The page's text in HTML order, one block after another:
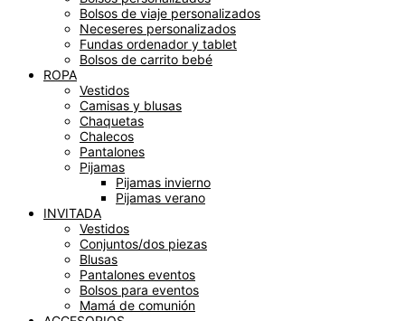
Bolsos de viaje personalizados
Neceseres personalizados
Fundas ordenador y tablet
Bolsos de carrito bebé
ROPA
Vestidos
Camisas y blusas
Chaquetas
Chalecos
Pantalones
Pijamas
Pijamas invierno
Pijamas verano
INVITADA
Vestidos
Conjuntos/dos piezas
Blusas
Pantalones eventos
Bolsos para eventos
Mamá de comunión